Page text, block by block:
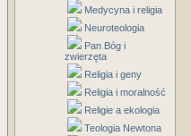
Medycyna i religia
Neuroteologia
Pan Bóg i
zwierzęta
Religia i geny
Religia i moralność
Religie a ekologia
Teologia Newtona